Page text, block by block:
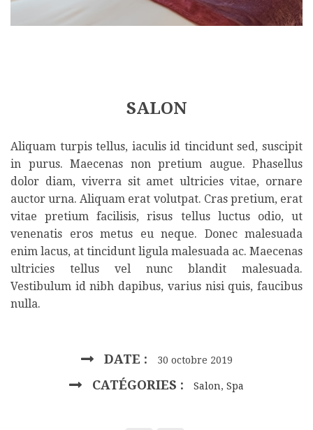
SALON
Aliquam turpis tellus, iaculis id tincidunt sed, suscipit
in purus. Maecenas non pretium augue. Phasellus
dolor diam, viverra sit amet ultricies vitae, ornare
auctor urna. Aliquam erat volutpat. Cras pretium, erat
vitae pretium facilisis, risus tellus luctus odio, ut
venenatis eros metus eu neque. Donec malesuada
enim lacus, at tincidunt ligula malesuada ac. Maecenas
ultricies tellus vel nunc blandit malesuada.
Vestibulum id nibh dapibus, varius nisi quis, faucibus
nulla.
DATE : 30 octobre 2019
CATÉGORIES : Salon, Spa